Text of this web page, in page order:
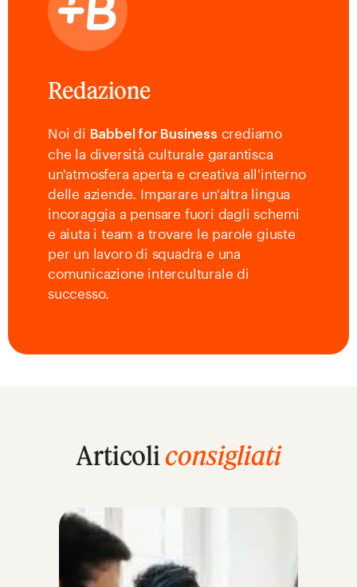
Redazione
Noi di Babbel for Business crediamo
che la diversità culturale garantisca
un'atmosfera aperta e creativa all'interno
delle aziende. Imparare un'altra lingua
incoraggia a pensare fuori dagli schemi
e aiuta i team a trovare le parole giuste
per un lavoro di squadra e una
comunicazione interculturale di
successo.
Articoli consigliati